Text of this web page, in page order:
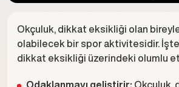
Okçuluk, dikkat eksikliği olan
olabilecek bir spor aktivitesidir.
dikkat eksikliği üzerindeki olumlu
Odaklanmayı geliştirir: Okçuluk,